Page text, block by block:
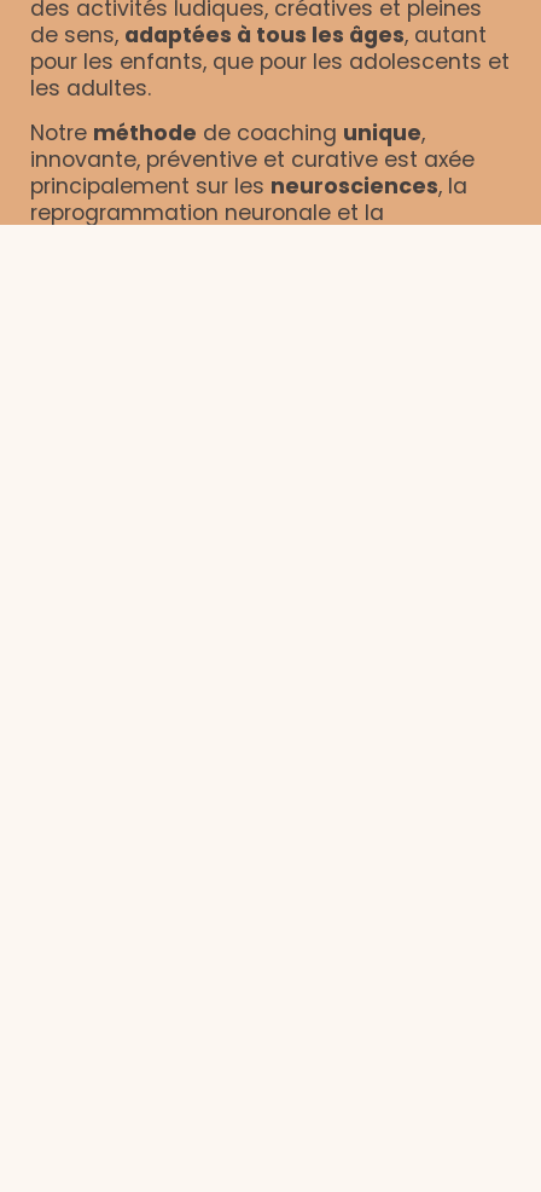
des activités ludiques, créatives et pleines
de sens, adaptées à tous les âges, autant
pour les enfants, que pour les adolescents et
les adultes.
Notre méthode de coaching unique,
innovante, préventive et curative est axée
principalement sur les neurosciences, la
reprogrammation neuronale et la